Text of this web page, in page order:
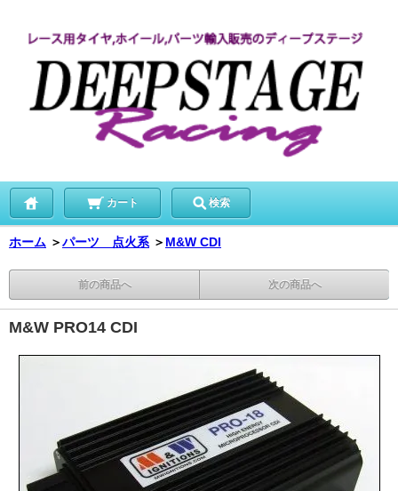
カート 検索
ホーム ＞パーツ 点火系 ＞ M&W CDI
前の商品へ 次の商品へ
M&W PRO14 CDI